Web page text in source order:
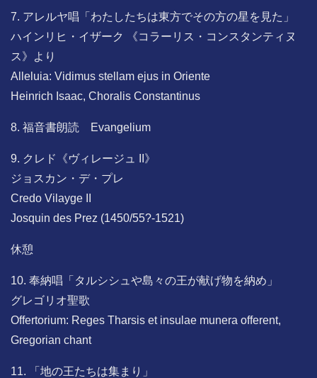
7. アレルヤ唱「わたしたちは東方でその方の星を見た」
ハインリヒ・イザーク 《コラーリス・コンスタンティヌ
ス》より
Alleluia: Vidimus stellam ejus in Oriente
Heinrich Isaac, Choralis Constantinus
8. 福音書朗読 Evangelium
9. クレド《ヴィレージュ II》
ジョスカン・デ・プレ
Credo Vilayge II
Josquin des Prez (1450/55?-1521)
休憩
10. 奉納唱「タルシシュや島々の王が献げ物を納め」
グレゴリオ聖歌
Offertorium: Reges Tharsis et insulae munera offerent,
Gregorian chant
11. 「地の王たちは集まり」